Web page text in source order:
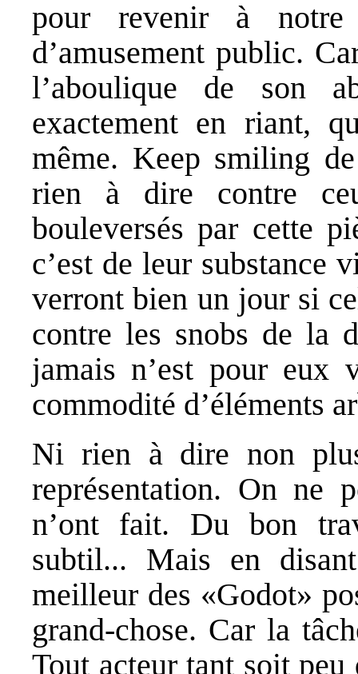
pour revenir à
d’amusement public.
l’aboulique de son
exactement en riant,
même. Keep smiling
rien à dire contre
bouleversés par cette
c’est de leur substance
verront bien un jour si
contre les snobs de la
jamais n’est pour eux
commodité d’éléments
Ni rien à dire non
représentation. On ne
n’ont fait. Du bon
subtil... Mais en
meilleur des «Godot»
grand-chose. Car la
Tout acteur tant soit